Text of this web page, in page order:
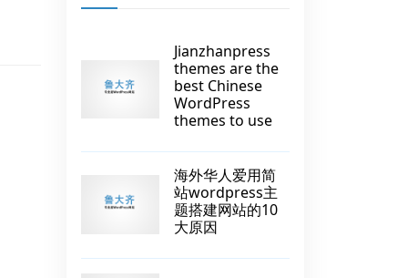
Jianzhanpress
themes are the
best Chinese
WordPress
themes to use
海外华人爱用简
站wordpress主
题搭建网站的10
大原因